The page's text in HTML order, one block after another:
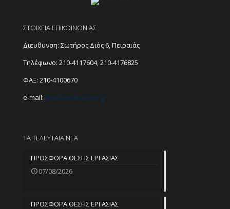
ΣΤΟΙΧΕΙΑ ΕΠΙΚΟΙΝΩΝΙΑΣ
Διευθυνση: Σωτήρος Διός 6, Πειραιάς
Τηλέφωνο: 210-4117604, 210-4176825
ΦΑΞ: 210-4100670
e-mail: peathen@otenet.gr
ΤΑ ΤΕΛΕΥΤΑΙΑ ΝΕΑ
ΠΡΟΣΦΟΡΑ ΘΕΣΗΣ ΕΡΓΑΣΙΑΣ
07/08/2026
ΠΡΟΣΦΟΡΑ ΘΕΣΗΣ ΕΡΓΑΣΙΑΣ